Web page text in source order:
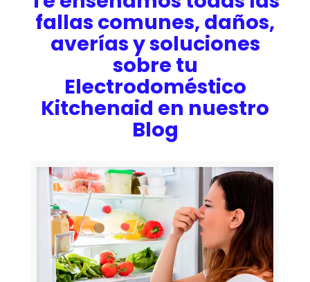
fallas comunes, daños,
averías y soluciones
sobre tu
Electrodoméstico
Kitchenaid en nuestro
Blog